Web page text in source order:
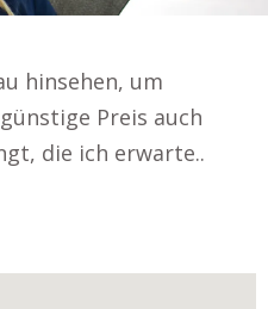
hinsehen, um
Preis auch
die ich erwarte..